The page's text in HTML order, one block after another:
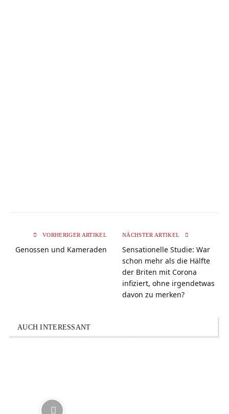
VORHERIGER ARTIKEL
Genossen und Kameraden
NÄCHSTER ARTIKEL
Sensationelle Studie: War
schon mehr als die Hälfte
der Briten mit Corona
infiziert, ohne irgendetwas
davon zu merken?
AUCH INTERESSANT